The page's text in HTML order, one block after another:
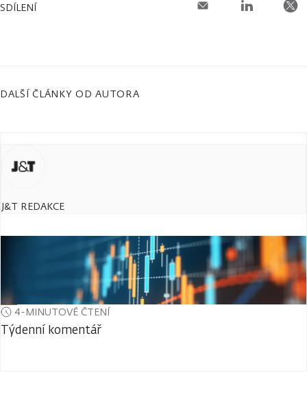
SDÍLENÍ
DALŠÍ ČLÁNKY OD AUTORA
J&T REDAKCE
4-MINUTOVÉ ČTENÍ
Týdenní komentář